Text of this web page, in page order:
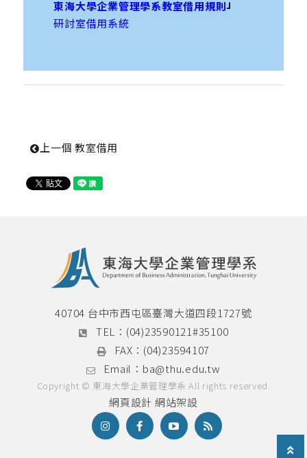
東海大學企業管理學系教室借用規則」
研討室借用系統
上一個 教室借用
40704 台中市西屯區臺灣大道四段1727號
TEL： (04)23590121#35100
FAX： (04)23594107
Email： ba@thu.edu.tw
Copyright © 東海大學企業管理學系 All rights reserved.
網頁設計 網站架設